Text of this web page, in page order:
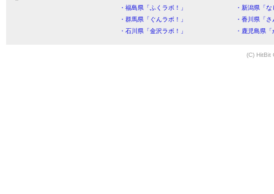
・福島県「ふくラボ！」
・新潟県「
・群馬県「ぐんラボ！」
・香川県「
・石川県「金沢ラボ！」
・鹿児島県
(C) HitBit